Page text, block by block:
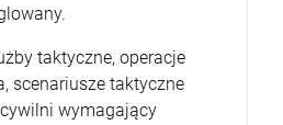
taktyczne, operacje
scenariusze taktyczne
wymagający